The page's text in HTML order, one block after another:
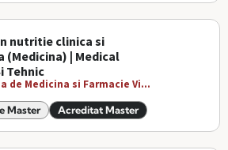
nutritie clinica si
(Medicina) | Medical
Tehnic
de Medicina si Farmacie Vi...
Master Acreditat Master